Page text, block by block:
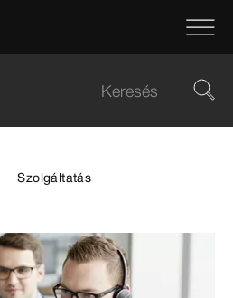
Szolgáltatás